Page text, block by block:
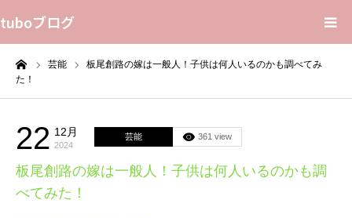
tuboブログ
芸能
板尾創路の嫁は一般人！子供は何人いるのかも調べてみ
た！
22 12月
2024
芸能 361 view
板尾創路の嫁は一般人！子供は何人いるのかも調
べてみた！
花言葉
Sitemap